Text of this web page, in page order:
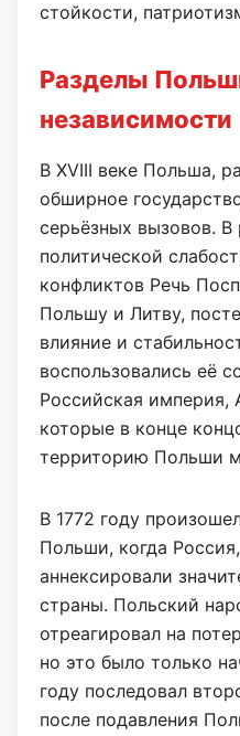
стойкости,
Разделы
независимости
В XVIII веке Польша,
обширное
серьёзных вызовов. В
политической
конфликтов Речь
Польшу и Литву,
влияние и
воспользовались её
Российская империя,
которые в конце
территорию Польши
В 1772 году
Польши, когда
аннексировали
страны. Польский
отреагировал на
но это было только
году последовал
после подавления